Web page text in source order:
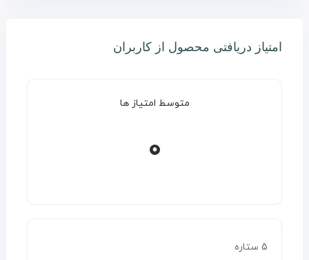
امتیاز دریافتی محصول از کاربران
متوسط امتیاز ها
0
5 ستاره